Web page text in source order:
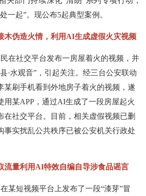
一起”。现公布5起典型案例。
伪造火情，利用AI生成虚假火灾视频
社交平台发布一房屋着火的视频，并
·水观音”，引起关注。经三台公安联动
某刷手机看到外地房子着火的视频，遂
用某APP，通过AI生成了一段房屋起火
在社交平台。目前，相关虚假视频已删
事实扰乱公共秩序已被公安机关行政处
流量利用AI特效自编自导涉食品谣言
短视频平台上发布了一段“漆芽”冒